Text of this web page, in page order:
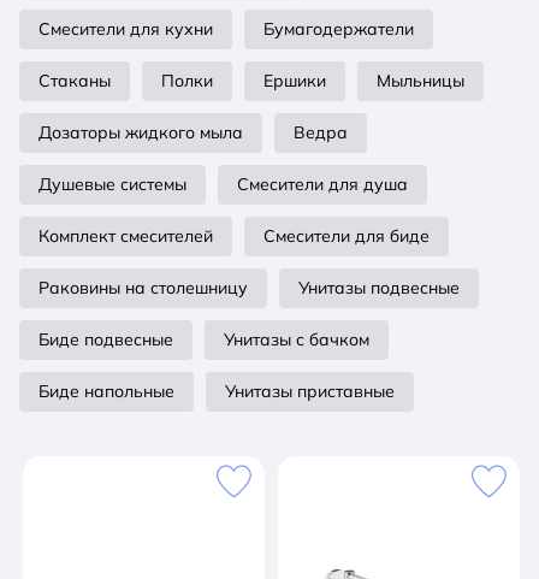
Смесители для кухни Бумагодержатели
Стаканы Полки Ершики Мыльницы
Дозаторы жидкого мыла Ведра
Душевые системы Смесители для душа
Комплект смесителей Смесители для биде
Раковины на столешницу Унитазы подвесные
Биде подвесные Унитазы с бачком
Биде напольные Унитазы приставные